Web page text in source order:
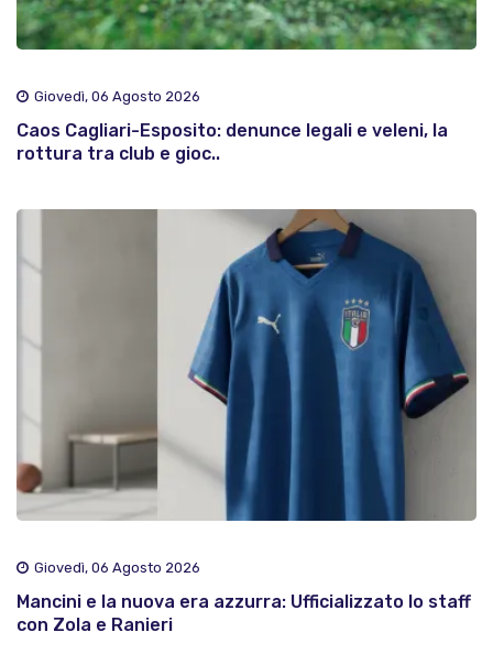
Giovedì, 06 Agosto 2026
Caos Cagliari-Esposito: denunce legali e veleni, la
rottura tra club e gioc..
Giovedì, 06 Agosto 2026
Mancini e la nuova era azzurra: Ufficializzato lo staff
con Zola e Ranieri